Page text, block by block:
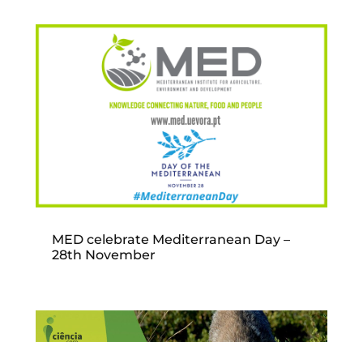
MED celebrate Mediterranean Day –
28th November